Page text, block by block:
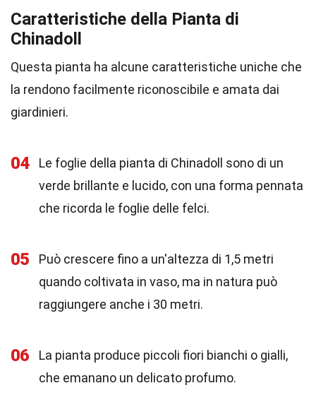
Caratteristiche della Pianta di
Chinadoll
Questa pianta ha alcune caratteristiche uniche che
la rendono facilmente riconoscibile e amata dai
giardinieri.
04
Le foglie della pianta di Chinadoll sono di un
verde brillante e lucido, con una forma pennata
che ricorda le foglie delle felci.
05
Può crescere fino a un'altezza di 1,5 metri
quando coltivata in vaso, ma in natura può
raggiungere anche i 30 metri.
06
La pianta produce piccoli fiori bianchi o gialli,
che emanano un delicato profumo.